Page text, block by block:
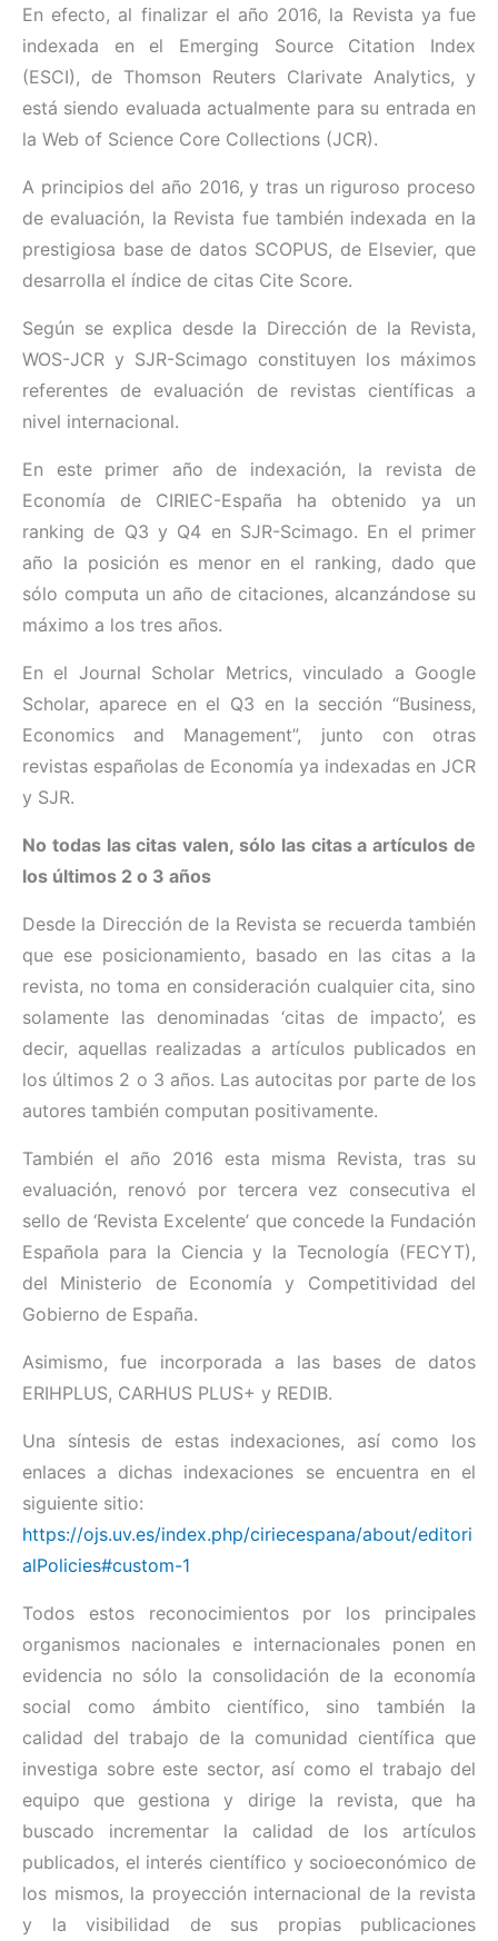
En efecto, al finalizar el año 2016, la Revista ya fue
indexada en el Emerging Source Citation Index
(ESCI), de Thomson Reuters Clarivate Analytics, y
está siendo evaluada actualmente para su entrada en
la Web of Science Core Collections (JCR).
A principios del año 2016, y tras un riguroso proceso
de evaluación, la Revista fue también indexada en la
prestigiosa base de datos SCOPUS, de Elsevier, que
desarrolla el índice de citas Cite Score.
Según se explica desde la Dirección de la Revista,
WOS-JCR y SJR-Scimago constituyen los máximos
referentes de evaluación de revistas científicas a
nivel internacional.
En este primer año de indexación, la revista de
Economía de CIRIEC-España ha obtenido ya un
ranking de Q3 y Q4 en SJR-Scimago. En el primer
año la posición es menor en el ranking, dado que
sólo computa un año de citaciones, alcanzándose su
máximo a los tres años.
En el Journal Scholar Metrics, vinculado a Google
Scholar, aparece en el Q3 en la sección “Business,
Economics and Management”, junto con otras
revistas españolas de Economía ya indexadas en JCR
y SJR.
No todas las citas valen, sólo las citas a artículos de
los últimos 2 o 3 años
Desde la Dirección de la Revista se recuerda también
que ese posicionamiento, basado en las citas a la
revista, no toma en consideración cualquier cita, sino
solamente las denominadas ‘citas de impacto’, es
decir, aquellas realizadas a artículos publicados en
los últimos 2 o 3 años. Las autocitas por parte de los
autores también computan positivamente.
También el año 2016 esta misma Revista, tras su
evaluación, renovó por tercera vez consecutiva el
sello de ‘Revista Excelente’ que concede la Fundación
Española para la Ciencia y la Tecnología (FECYT),
del Ministerio de Economía y Competitividad del
Gobierno de España.
Asimismo, fue incorporada a las bases de datos
ERIHPLUS, CARHUS PLUS+ y REDIB.
Una síntesis de estas indexaciones, así como los
enlaces a dichas indexaciones se encuentra en el
siguiente sitio:
https://ojs.uv.es/index.php/ciriecespana/about/editori
alPolicies#custom-1
Todos estos reconocimientos por los principales
organismos nacionales e internacionales ponen en
evidencia no sólo la consolidación de la economía
social como ámbito científico, sino también la
calidad del trabajo de la comunidad científica que
investiga sobre este sector, así como el trabajo del
equipo que gestiona y dirige la revista, que ha
buscado incrementar la calidad de los artículos
publicados, el interés científico y socioeconómico de
los mismos, la proyección internacional de la revista
y la visibilidad de sus propias publicaciones